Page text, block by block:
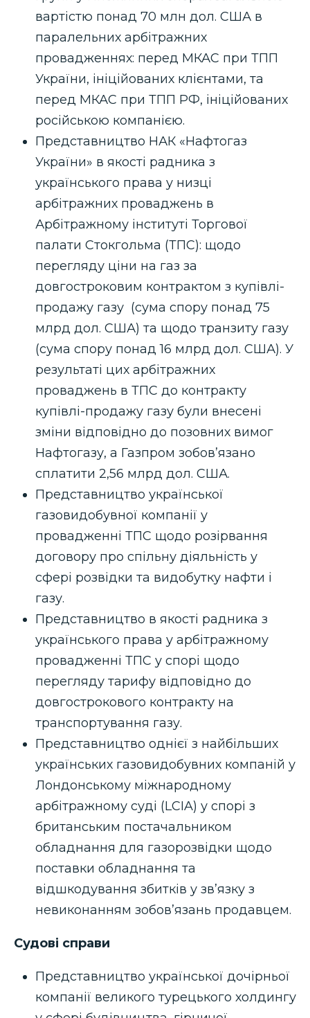
вартістю понад 70 млн дол. США в
паралельних арбітражних
провадженнях: перед МКАС при ТПП
України, ініційованих клієнтами, та
перед МКАС при ТПП РФ, ініційованих
російською компанією.
Представництво НАК «Нафтогаз
України» в якості радника з
українського права у низці
арбітражних проваджень в
Арбітражному інституті Торгової
палати Стокгольма (ТПС): щодо
перегляду ціни на газ за
довгостроковим контрактом з купівлі-
продажу газу (сума спору понад 75
млрд дол. США) та щодо транзиту газу
(сума спору понад 16 млрд дол. США). У
результаті цих арбітражних
проваджень в ТПС до контракту
купівлі-продажу газу були внесені
зміни відповідно до позовних вимог
Нафтогазу, а Газпром зобов’язано
сплатити 2,56 млрд дол. США.
Представництво української
газовидобувної компанії у
провадженні ТПС щодо розірвання
договору про спільну діяльність у
сфері розвідки та видобутку нафти і
газу.
Представництво в якості радника з
українського права у арбітражному
провадженні ТПС у спорі щодо
перегляду тарифу відповідно до
довгострокового контракту на
транспортування газу.
Представництво однієї з найбільших
українських газовидобувних компаній у
Лондонському міжнародному
арбітражному суді (LCIA) у спорі з
британським постачальником
обладнання для газорозвідки щодо
поставки обладнання та
відшкодування збитків у зв’язку з
невиконанням зобов’язань продавцем.
Судові справи
Представництво української дочірньої
компанії великого турецького холдингу